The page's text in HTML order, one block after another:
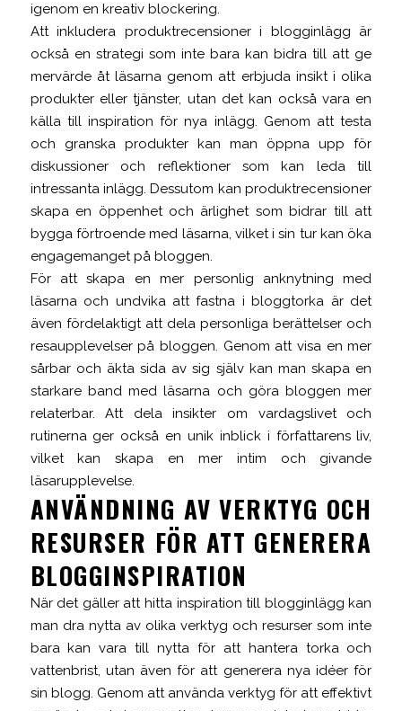
igenom en kreativ blockering.
Att inkludera produktrecensioner i blogginlägg är
också en strategi som inte bara kan bidra till att ge
mervärde åt läsarna genom att erbjuda insikt i olika
produkter eller tjänster, utan det kan också vara en
källa till inspiration för nya inlägg. Genom att testa
och granska produkter kan man öppna upp för
diskussioner och reflektioner som kan leda till
intressanta inlägg. Dessutom kan produktrecensioner
skapa en öppenhet och ärlighet som bidrar till att
bygga förtroende med läsarna, vilket i sin tur kan öka
engagemanget på bloggen.
För att skapa en mer personlig anknytning med
läsarna och undvika att fastna i bloggtorka är det
även fördelaktigt att dela personliga berättelser och
resaupplevelser på bloggen. Genom att visa en mer
sårbar och äkta sida av sig själv kan man skapa en
starkare band med läsarna och göra bloggen mer
relaterbar. Att dela insikter om vardagslivet och
rutinerna ger också en unik inblick i författarens liv,
vilket kan skapa en mer intim och givande
läsarupplevelse.
ANVÄNDNING AV VERKTYG OCH
RESURSER FÖR ATT GENERERA
BLOGGINSPIRATION
När det gäller att hitta inspiration till blogginlägg kan
man dra nytta av olika verktyg och resurser som inte
bara kan vara till nytta för att hantera torka och
vattenbrist, utan även för att generera nya idéer för
sin blogg. Genom att använda verktyg för att effektivt